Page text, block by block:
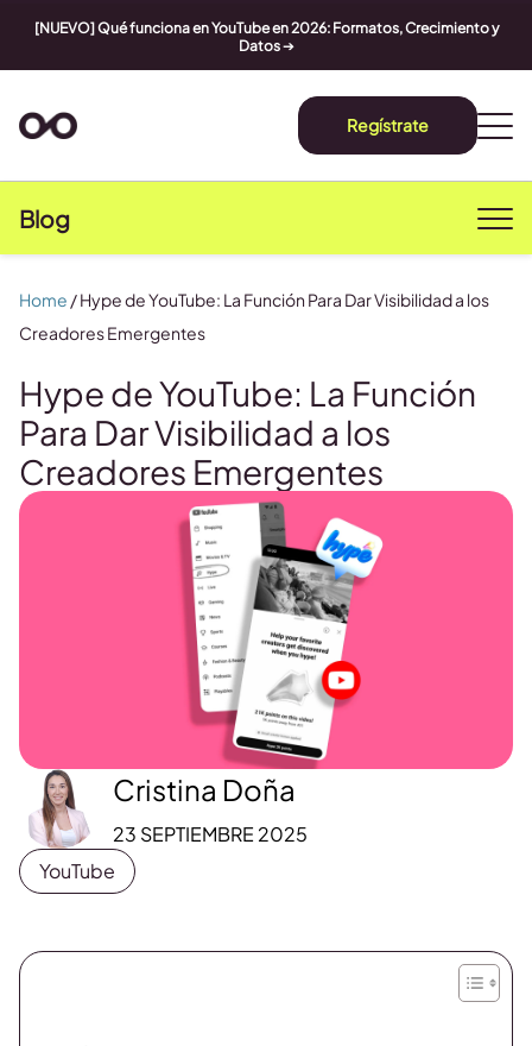
[NUEVO] Qué funciona en YouTube en 2026: Formatos, Crecimiento y
Datos➔
Regístrate
Blog
Hype de YouTube: La Función
Para Dar Visibilidad a los
Creadores Emergentes
Cristina Doña
23 SEPTIEMBRE 2025
YouTube
Home /Hype de YouTube: La Función Para Dar Visibilidad a los
Creadores Emergentes